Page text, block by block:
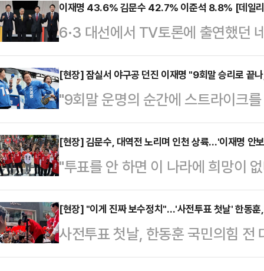
문수 국민의힘 후보에 대한 지지를
안양시에서 진행한 김문수 후보 유
보로 내고), 범죄 방탄, 괴물 독재를
때문에 우리 힘 만으로 제동할 수
섰다"며 이같이 밝혔다.그는 이준
에 대해…
이재명 43.6% 김문수 42.7% 이준석 8.8% [데일
6·3 대선에서 TV토론에 출연했던
문한 결과, 이재명 더불어민주당
42.7%를 기록했다. 두 후보 간 격
다.'호텔경제학' '커피 원가 120원' '
논란과 김문수 후보의 뒷심이 맞물
다만 이번 설문에서는 국민의힘을
보수 과표집 현상이 발생했을 가능
이…
[현장] 잠실서 야구공 던진 이재명 "9회말 승리로 끝
"9회말 운명의 순간에 스트라이크
이라고 생각한다."이재명 더불어민
운동장 앞에서 야구 글러브를 끼고
보는 손가락 한 개를 펴고 '기호 1번
야구공을 던지고 "9회말 우리 승리
자들을 향해 농담을 했다.이재명 후
겸손함을 유지해 왔지만, 시구 퍼포
감을 드러…
[현장] 김문수, 대역전 노리며 인천 상륙…'이재명 안
"투표를 안 하면 이 나라에 희망이
으면 자유가 없어진다."김문수 국
한 인천에 상륙했다. 6·25 전쟁 당
장군처럼 '적진 한가운데'에서 판세
지역구인 인천 계양을에서 사전투
[현장] "이게 진짜 보수정치"…'사전투표 첫날' 한동훈
사전투표 첫날, 한동훈 국민의힘 전
의지를 드러내며 '보수 험지'로 꼽